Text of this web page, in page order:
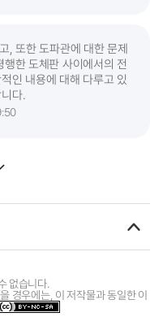
, 또한 도파관에 대한 문제
한 도체판 사이에서의 전
인 내용에 대해 다루고 있
다.
없습니다.
경우에는, 이 저작물과 동일한 이